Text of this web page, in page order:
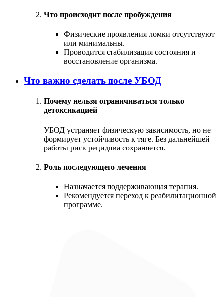
Что происходит после пробуждения
Физические проявления ломки отсутствуют
или минимальны.
Проводится стабилизация состояния и
восстановление организма.
Что важно сделать после УБОД
Почему нельзя ограничиваться только
детоксикацией
УБОД устраняет физическую зависимость, но не
формирует устойчивость к тяге. Без дальнейшей
работы риск рецидива сохраняется.
Роль последующего лечения
Назначается поддерживающая терапия.
Рекомендуется переход к реабилитационной
программе.